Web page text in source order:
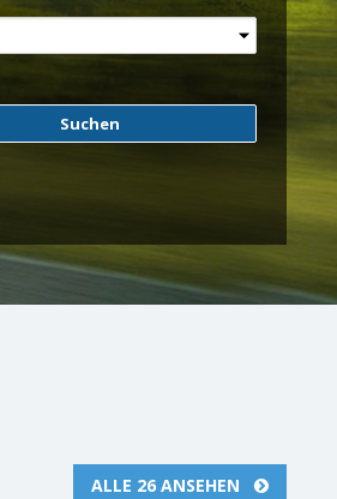
Suchen
ALLE 26 ANSEHEN